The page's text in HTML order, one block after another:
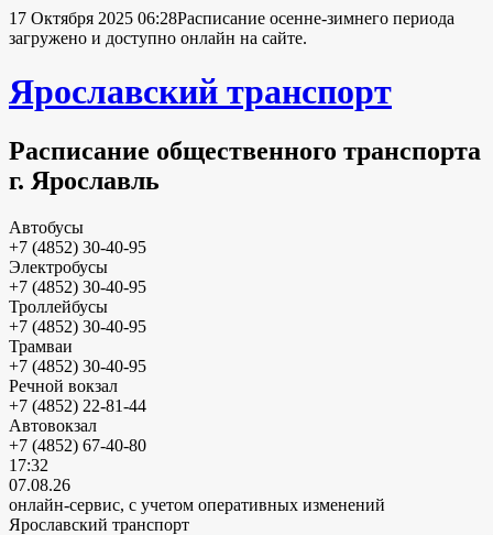
17 Октября 2025 06:28Расписание осенне-зимнего периода
загружено и доступно онлайн на сайте.
Ярославский транспорт
Расписание общественного транспорта
г. Ярославль
Автобусы
+7 (4852) 30-40-95
Электробусы
+7 (4852) 30-40-95
Троллейбусы
+7 (4852) 30-40-95
Трамваи
+7 (4852) 30-40-95
Речной вокзал
+7 (4852) 22-81-44
Автовокзал
+7 (4852) 67-40-80
17:32
07.08.26
онлайн-сервис, с учетом оперативных изменений
Ярославский транспорт